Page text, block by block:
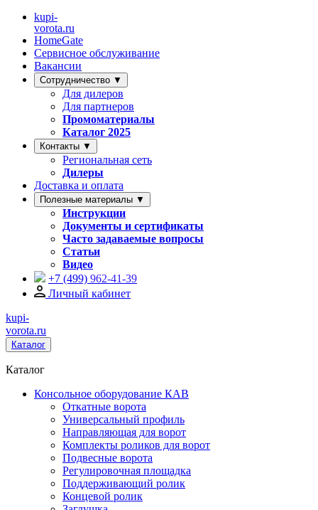
kupi-
vorota.ru
HomeGate
Сервисное обслуживание
Вакансии
Сотрудничество ▼
Для дилеров
Для партнеров
Промоматериалы
Каталог 2025
Контакты ▼
Региональная сеть
Дилеры
Доставка и оплата
Полезные материалы ▼
Инструкции
Документы и сертификаты
Часто задаваемые вопросы
Статьи
Видео
+7 (499) 962-41-39
Личный кабинет
kupi-
vorota.ru
Каталог
Каталог
Консольное оборудование КАВ
Откатные ворота
Универсальный профиль
Направляющая для ворот
Комплекты роликов для ворот
Подвесные ворота
Регулировочная площадка
Поддерживающий ролик
Концевой ролик